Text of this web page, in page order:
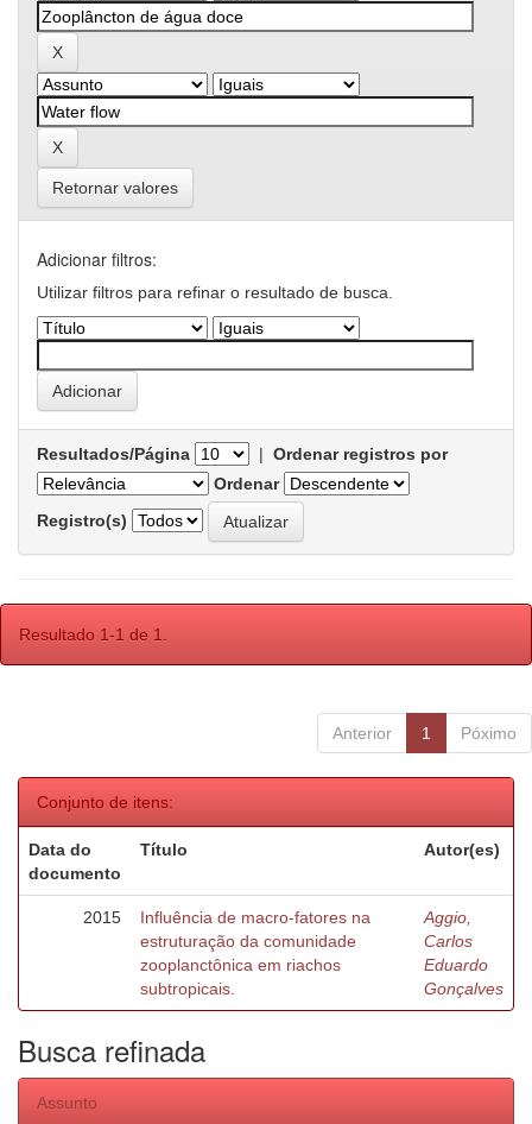
Retornar valores
Adicionar filtros:
Utilizar filtros para refinar o resultado de busca.
Resultados/Página | Ordenar registros por
Ordenar
Registro(s)
Resultado 1-1 de 1.
Anterior 1 Póximo
Conjunto de itens:
Data do
documento
Título Autor(es)
2015
Influência de macro-fatores na
estruturação da comunidade
zooplanctônica em riachos
subtropicais.
Aggio,
Carlos
Eduardo
Gonçalves
Busca refinada
Assunto